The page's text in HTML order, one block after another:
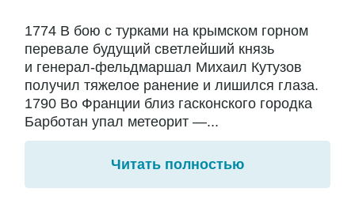
1774 В бою с турками на крымском горном
перевале будущий светлейший князь
и генерал-фельдмаршал Михаил Кутузов
получил тяжелое ранение и лишился глаза.
1790 Во Франции близ гасконского городка
Барботан упал метеорит —...
Читать полностью